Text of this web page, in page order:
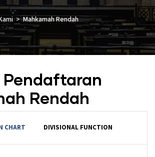
Mahkamah Rendah
Rendah
CHART DIVISIONAL FUNCTION